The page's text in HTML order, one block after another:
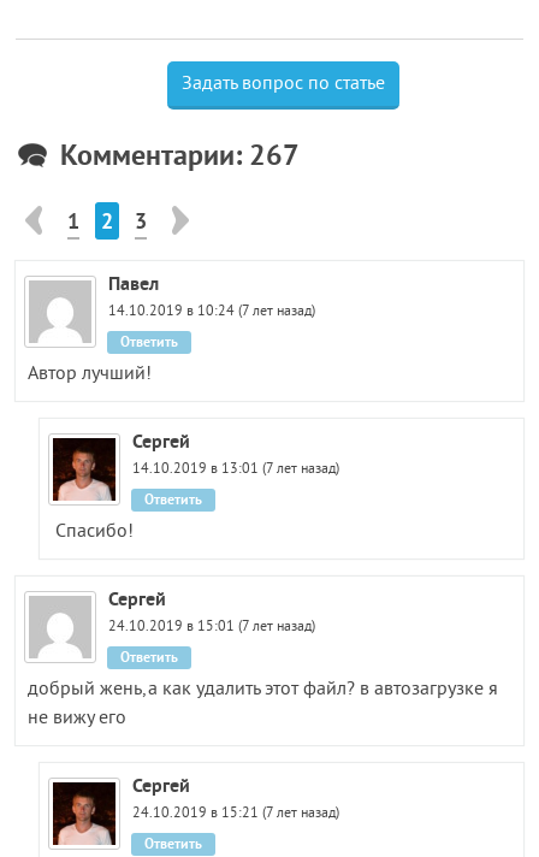
Задать вопрос по статье
Комментарии: 267
1 2 3
Павел
14.10.2019 в 10:24 (7 лет назад)
Автор лучший!
Ответить
Сергей
14.10.2019 в 13:01 (7 лет назад)
Спасибо!
Ответить
Сергей
24.10.2019 в 15:01 (7 лет назад)
добрый жень,а как удалить этот файл? в автозагрузке я
не вижу его
Ответить
Сергей
24.10.2019 в 15:21 (7 лет назад)
Ответить